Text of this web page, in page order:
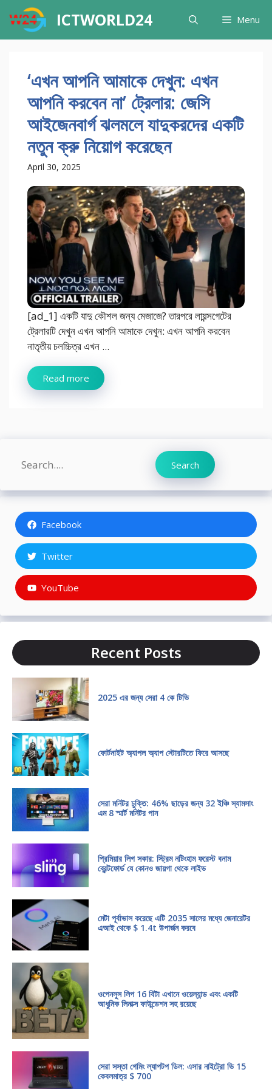
content
ICTWORLD24 Menu
‘এখন আপনি আমাকে দেখুন: এখন
আপনি করবেন না’ ট্রেলার: জেসি
আইজেনবার্গ ঝলমলে যাদুকরদের একটি
নতুন ক্রু নিয়োগ করেছেন
April 30, 2025
[ad_1] একটি যাদু কৌশল জন্য মেজাজে? তারপরে লায়ন্সগেটের
ট্রেলারটি দেখুন এখন আপনি আমাকে দেখুন: এখন আপনি করবেন
নাতৃতীয় চলচ্চিত্র এখন ...
Read more
Search Search
Facebook
Twitter
YouTube
Recent Posts
2025 এর জন্য সেরা 4 কে টিভি
ফোর্টনাইট অ্যাপল অ্যাপ স্টোরটিতে ফিরে আসছে
সেরা মনিটর চুক্তি: 46% ছাড়ের জন্য 32 ইঞ্চি স্যামসাং
এম 8 স্মার্ট মনিটর পান
প্রিমিয়ার লিগ সকার: স্ট্রিম নটিংহাম ফরেস্ট বনাম
ব্রেন্টফোর্ড যে কোনও জায়গা থেকে লাইভ
মেটা পূর্বাভাস করেছে এটি 2035 সালের মধ্যে জেনারেটর
এআই থেকে $ 1.4t উপার্জন করবে
ওপেনসুস লিপ 16 বিটা এখানে ওয়েল্যান্ড এবং একটি
আধুনিক লিনাক্স ফাউন্ডেশন সহ রয়েছে
সেরা সস্তা গেমিং ল্যাপটপ ডিল: এসার নাইট্রো ভি 15
কেবলমাত্র $ 700